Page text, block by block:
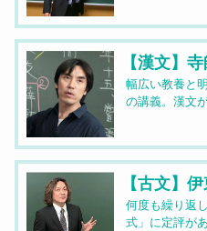
【漢文】
幅広い教養と
の講義。漢文
【古文】
何度も繰り返
式」に定評があ